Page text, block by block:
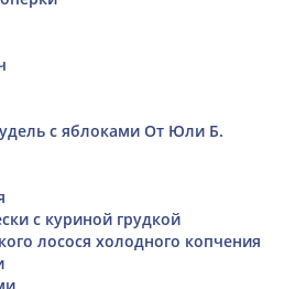
с яблоками От Юли Б.
с куриной грудкой
лосося холодного копчения